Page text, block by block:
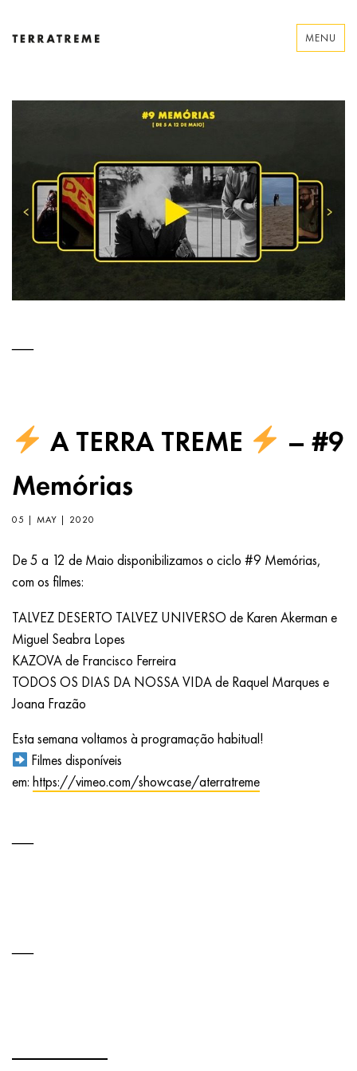
MENU
A TERRA TREME
– #9
Memórias
05 | MAY | 2020
De 5 a 12 de Maio disponibilizamos o ciclo #9 Memórias,
com os filmes:
TALVEZ DESERTO TALVEZ UNIVERSO de Karen Akerman e
Miguel Seabra Lopes
KAZOVA de Francisco Ferreira
TODOS OS DIAS DA NOSSA VIDA de Raquel Marques e
Joana Frazão
Esta semana voltamos à programação habitual!
Filmes disponíveis
em: https://vimeo.com/showcase/aterratreme